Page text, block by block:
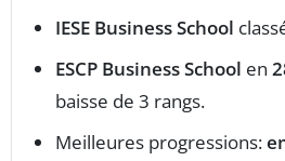
IESE Business School
ESCP Business School en
baisse de 3 rangs.
Meilleures progressions: